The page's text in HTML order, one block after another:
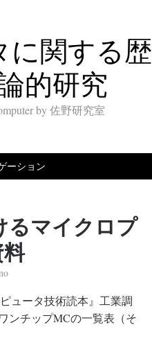
に関する歴
的研究
by 佐野研究室
ーション
るマイクロプ
ュータ技術読本』工業調
ンチップMCの一覧表（そ